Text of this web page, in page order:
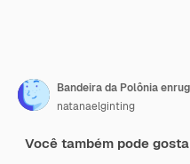
Bandeira da Polônia
natanaelginting
Você também pode